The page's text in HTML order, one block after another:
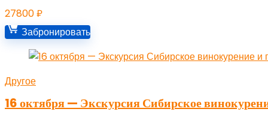
27800₽
Забронировать
Другое
16 октября — Экскурсия Сибирское